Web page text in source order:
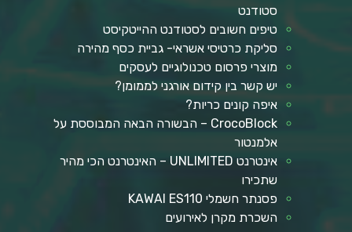
סטודנט
טיפים חשובים לסטודנט ההייטקיסט
סליקת כרטיסי אשראי- גביית כסף מהירה
מוצרי פרסום טכנולוגיים לעסקים
יש קשר בין קידום אורגני לממומן?
איפה קונים כריות?
CrocoBlock – הבשורה הבאה המבוססת על
אלמנטור
אינטרנט UNLIMITED – האינטרנט הכי מהיר
שתכירו
פסנתר חשמלי KAWAI ES110
השכרת מקרן לאירועים